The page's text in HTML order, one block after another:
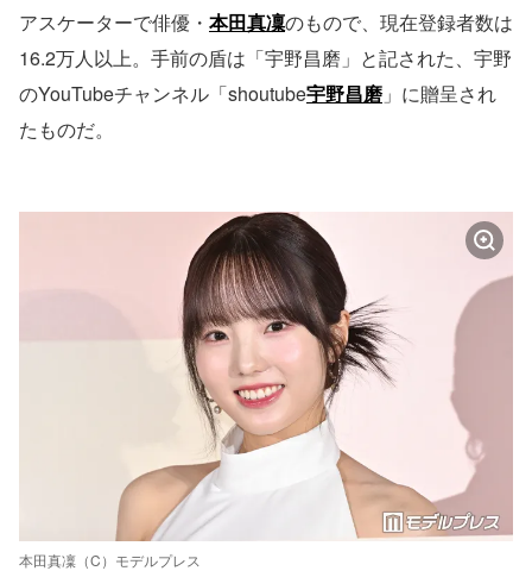
アスケーターで俳優・ 本田真凜のもので、現在登録者数は
16.2万人以上。手前の盾は「宇野昌磨」と記された、宇野
のYouTubeチャンネル「shoutube宇野昌磨 」に贈呈され
たものだ。
本田真凜（C）モデルプレス